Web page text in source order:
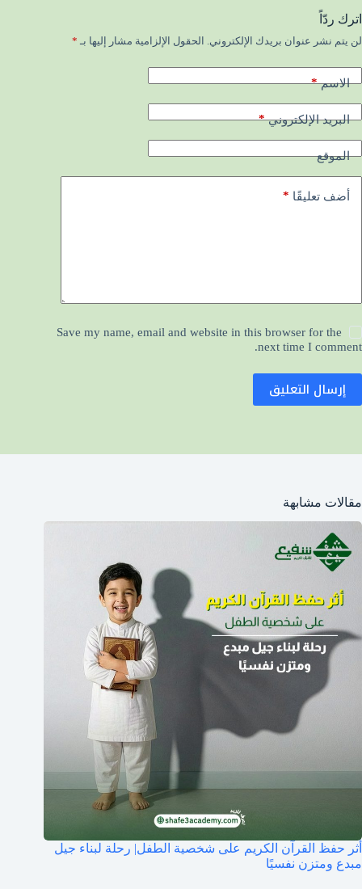
اترك ردّاً
لن يتم نشر عنوان بريدك الإلكتروني. الحقول الإلزامية مشار إليها بـ *
الاسم*
البريد الإلكتروني*
الموقع
أضف تعليقًا *
Save my name, email and website in this browser for the
next time I comment.
إرسال التعليق
مقالات مشابهة
أثر حفظ القرآن الكريم على شخصية الطفل| رحلة لبناء جيل
مبدع ومتزن نفسيًا